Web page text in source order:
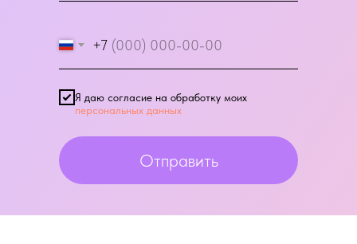
+7
Я даю согласие на обработку моих
персональных данных
Отправить